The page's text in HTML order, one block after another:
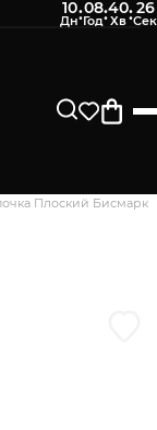
10:08:40:25
Плоский Бисмарк
магазине.